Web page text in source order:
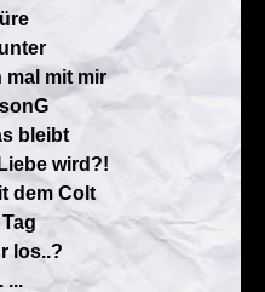
mal mit mir
bleibt
wird?!
dem Colt
los..?
...